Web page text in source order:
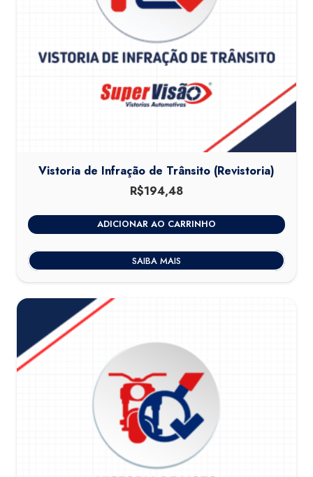
Vistoria de Infração de Trânsito (Revistoria)
R$194,48
ADICIONAR AO CARRINHO
SAIBA MAIS